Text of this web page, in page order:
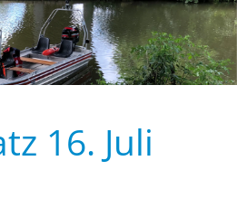
16. Juli